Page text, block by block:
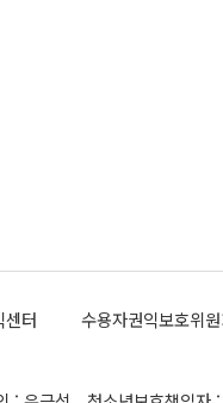
센터 수용자권익보호위